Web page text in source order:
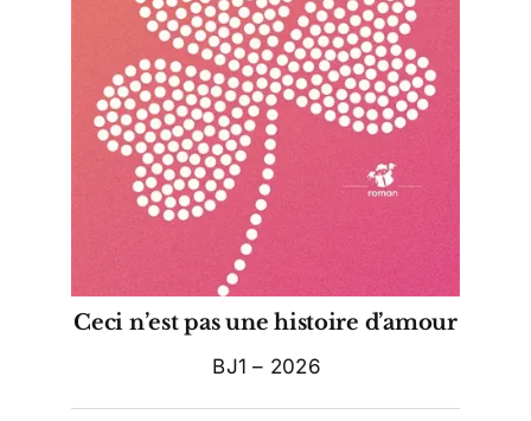
Ceci n’est pas une histoire d’amour
BJ1 – 2026